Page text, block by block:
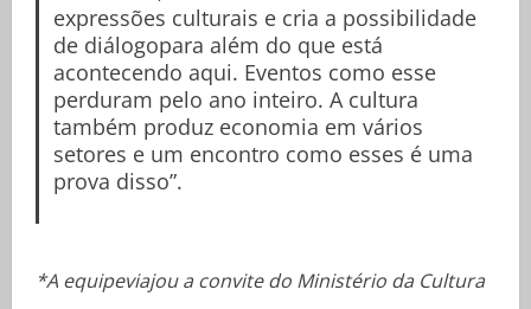
expressões culturais e cria a possibilidade
de diálogopara além do que está
acontecendo aqui. Eventos como esse
perduram pelo ano inteiro. A cultura
também produz economia em vários
setores e um encontro como esses é uma
prova disso”.
*A equipeviajou a convite do Ministério da Cultura